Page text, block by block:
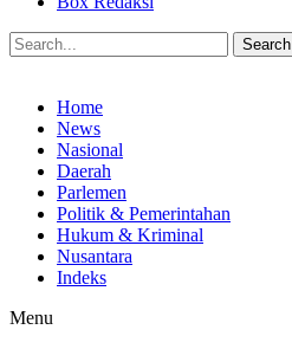
Search
Home
News
Nasional
Daerah
Parlemen
Politik & Pemerintahan
Hukum & Kriminal
Nusantara
Indeks
Menu